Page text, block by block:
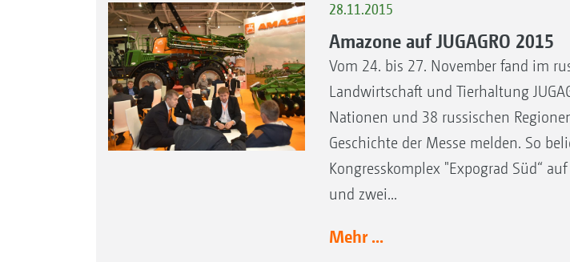
28.11.2015
Amazone auf JUGAGRO 2015
Vom 24. bis 27. November fand im
Landwirtschaft und Tierhaltung
Nationen und 38 russischen
Geschichte der Messe melden. So
Kongresskomplex "Expograd Süd“
und zwei...
Mehr ...